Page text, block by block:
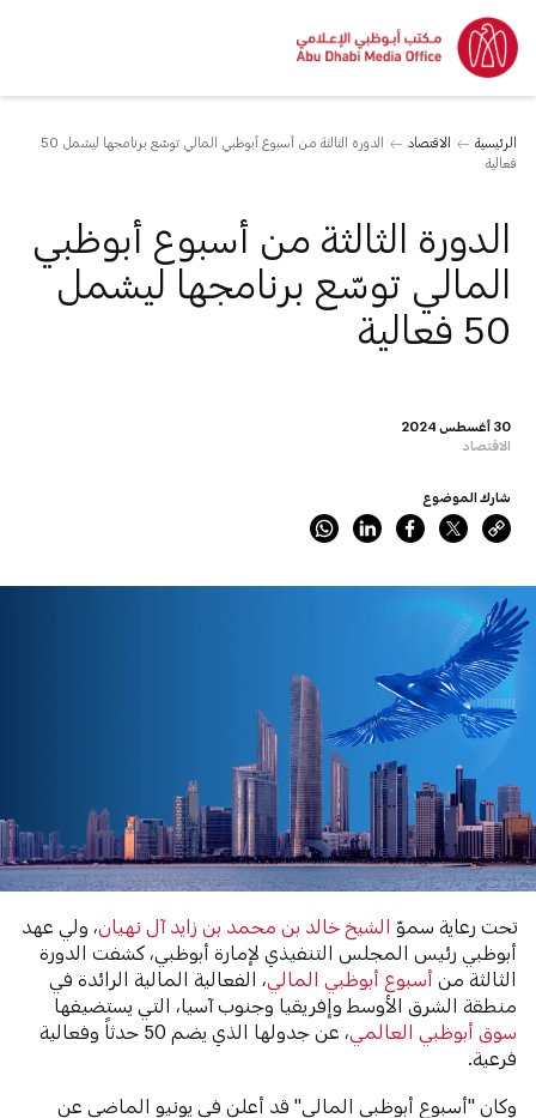
الرئيسية الاقتصاد
الدورة الثالثة من أسبوع أبوظبي المالي توسّع برنامجها ليشمل 50
فعالية
30 أغسطس 2024
الاقتصاد
الدورة الثالثة من أسبوع أبوظبي
المالي توسّع برنامجها ليشمل
50 فعالية
شارك الموضوع
تحت رعاية سموّالشيخ خالد بن محمد بن زايد آل نهيان، ولي عهد
أبوظبي رئيس المجلس التنفيذي لإمارة أبوظبي، كشفت الدورة
الثالثة منأسبوع أبوظبي المالي ، الفعالية المالية الرائدة في
منطقة الشرق الأوسط وإفريقيا وجنوب آسيا، التي يستضيفها
سوق أبوظبي العالمي
، عن جدولها الذي يضم 50 حدثاً وفعالية
فرعية.
وكان "أسبوع أبوظبي المالي" قد أعلن في يونيو الماضي عن